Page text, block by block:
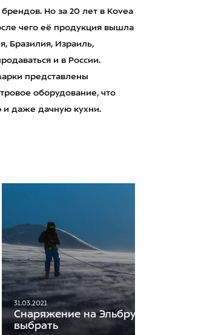
Но за 20 лет в Kovea
чего её продукция вышла
Бразилия, Израиль,
и в России.
представлены
оборудование, что
и даже дачную кухни.
31.03.2021
Снаряжение на Эльбрус. Что взять и как
выбрать